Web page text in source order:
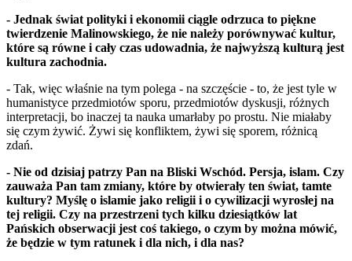
- Jednak świat polityki i ekonomii ciągle odrzuca to piękne
twierdzenie Malinowskiego, że nie należy porównywać kultur,
które są równe i cały czas udowadnia, że najwyższą kulturą jest
kultura zachodnia.
- Tak, więc właśnie na tym polega - na szczęście - to, że jest tyle w
humanistyce przedmiotów sporu, przedmiotów dyskusji, różnych
interpretacji, bo inaczej ta nauka umarłaby po prostu. Nie miałaby
się czym żywić. Żywi się konfliktem, żywi się sporem, różnicą
zdań.
- Nie od dzisiaj patrzy Pan na Bliski Wschód. Persja, islam. Czy
zauważa Pan tam zmiany, które by otwierały ten świat, tamte
kultury? Myślę o islamie jako religii i o cywilizacji wyrosłej na
tej religii. Czy na przestrzeni tych kilku dziesiątków lat
Pańskich obserwacji jest coś takiego, o czym by można mówić,
że będzie w tym ratunek i dla nich, i dla nas?